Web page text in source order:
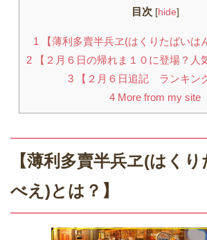
目次 [hide]
1
【薄利多賣半兵ヱ(はくりたばいは
2 【２月６日の帰れま１０に登場？人
3 【２月６日追記 ランキン
4 More from my site
【薄利多賣半兵ヱ(はく
べえ)とは？】